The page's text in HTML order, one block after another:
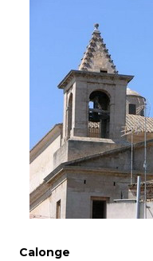
Calonge